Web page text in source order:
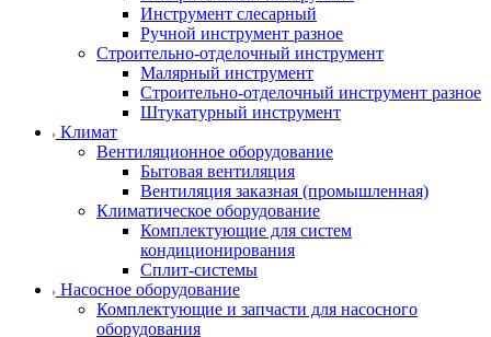
Инструмент слесарный
Ручной инструмент разное
Строительно-отделочный инструмент
Малярный инструмент
Строительно-отделочный инструмент разное
Штукатурный инструмент
Климат
Вентиляционное оборудование
Бытовая вентиляция
Вентиляция заказная (промышленная)
Климатическое оборудование
Комплектующие для систем
кондиционирования
Сплит-системы
Насосное оборудование
Комплектующие и запчасти для насосного
оборудования